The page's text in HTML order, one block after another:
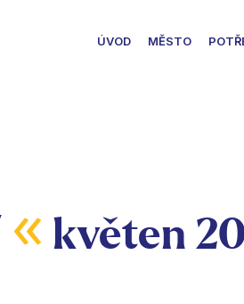
ÚVOD MĚSTO
« květen